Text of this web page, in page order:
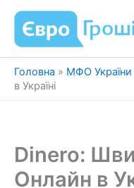
Перейти
вмісту
Головна » МФО України
в Україні
Dinero:
Онлайн в